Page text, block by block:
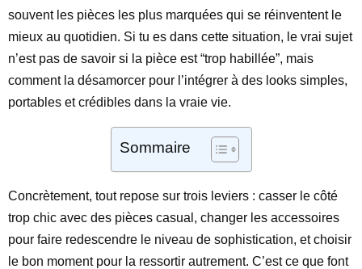
souvent les pièces les plus marquées qui se réinventent le
mieux au quotidien. Si tu es dans cette situation, le vrai sujet
n’est pas de savoir si la pièce est “trop habillée”, mais
comment la désamorcer pour l’intégrer à des looks simples,
portables et crédibles dans la vraie vie.
Sommaire
Concrètement, tout repose sur trois leviers : casser le côté
trop chic avec des pièces casual, changer les accessoires
pour faire redescendre le niveau de sophistication, et choisir
le bon moment pour la ressortir autrement. C’est ce que font